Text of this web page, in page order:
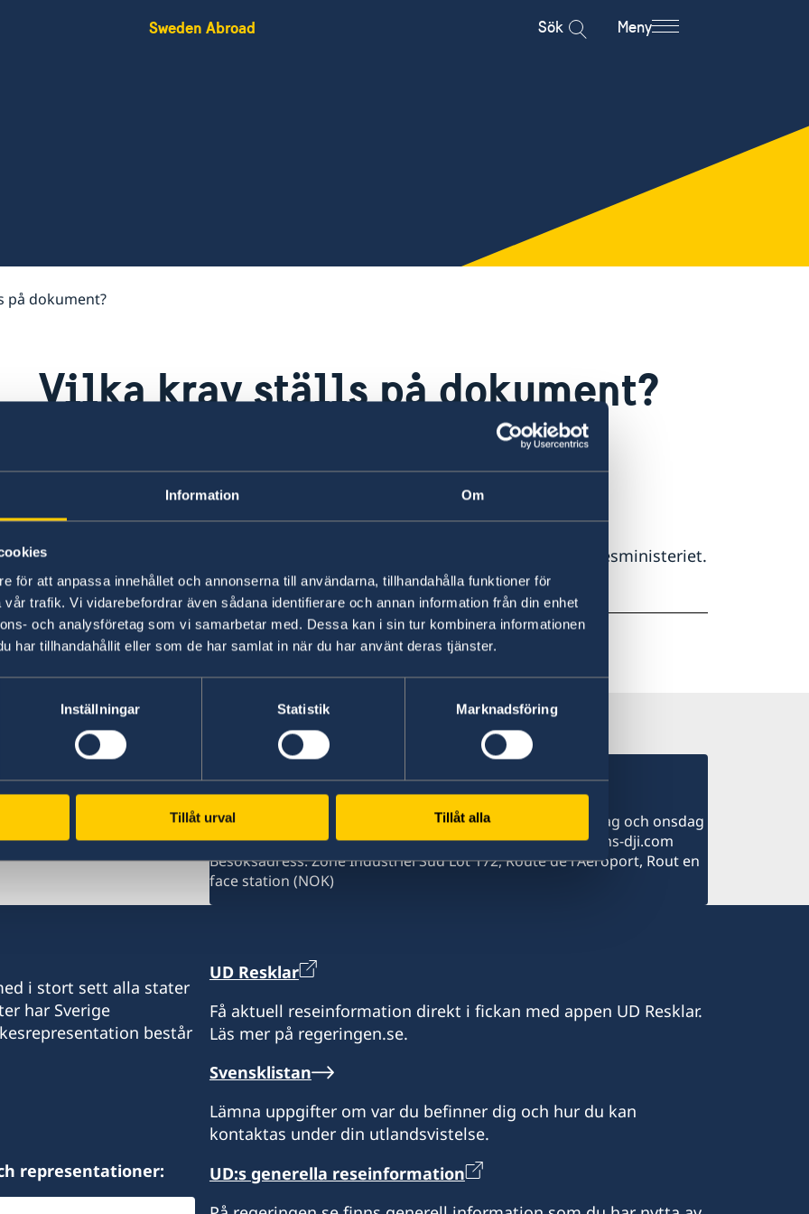
Information Om
för att anpassa innehållet och annonserna till användarna, tillhandahålla funktioner för
trafik. Vi vidarebefordrar även sådana identifierare och annan information från din enhet
och analysföretag som vi samarbetar med. Dessa kan i sin tur kombinera informationen
har tillhandahållit eller som de har samlat in när du har använt deras tjänster.
Inställningar Statistik Marknadsföring
Tillåt urval Tillåt alla
Sweden Abroad Sök Meny
på dokument?
Vilka krav ställs på dokument?
Alla handlingar måste vara originalhandlingar.
Samtliga handlingar ska vara i original och legaliserade av etiopiska utrikesministeriet.
Handlingar på lokalt språk ska vara översatta samt även de legaliserade
av etiopiska utrikesministeriet.
Senast uppdaterad 03 apr. 2018, 16.51
Svenska konsulat
Sveriges honorärkonsulat i Djibouti Öppningstider: Måndag och onsdag
kl 10.00 - 12:00 Telefon: +253 21 356973 Email: info@sehcons-dji.com
Besöksadress: Zone Industriel Sud Lot 172, Route de l'Aeroport, Rout en
face station (NOK)
i stort sett alla stater
har Sverige
består
representationer:
UD Resklar
Få aktuell reseinformation direkt i fickan med appen UD Resklar.
Läs mer på regeringen.se.
Svensklistan
Lämna uppgifter om var du befinner dig och hur du kan
kontaktas under din utlandsvistelse.
UD:s generella reseinformation